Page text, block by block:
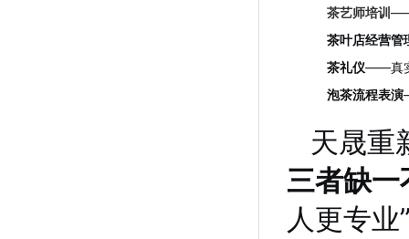
茶艺师培训——
茶叶店经营管
茶礼仪——真
泡茶流程表演
天晟重
三者缺一
人更专